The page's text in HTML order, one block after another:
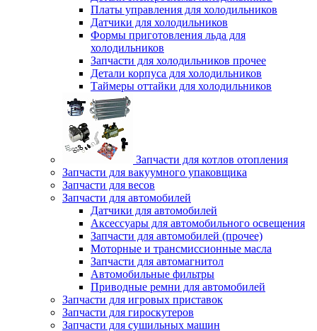
Платы управления для холодильников
Датчики для холодильников
Формы приготовления льда для
холодильников
Запчасти для холодильников прочее
Детали корпуса для холодильников
Таймеры оттайки для холодильников
Запчасти для котлов отопления
Запчасти для вакуумного упаковщика
Запчасти для весов
Запчасти для автомобилей
Датчики для автомобилей
Аксессуары для автомобильного освещения
Запчасти для автомобилей (прочее)
Моторные и трансмиссионные масла
Запчасти для автомагнитол
Автомобильные фильтры
Приводные ремни для автомобилей
Запчасти для игровых приставок
Запчасти для гироскутеров
Запчасти для сушильных машин